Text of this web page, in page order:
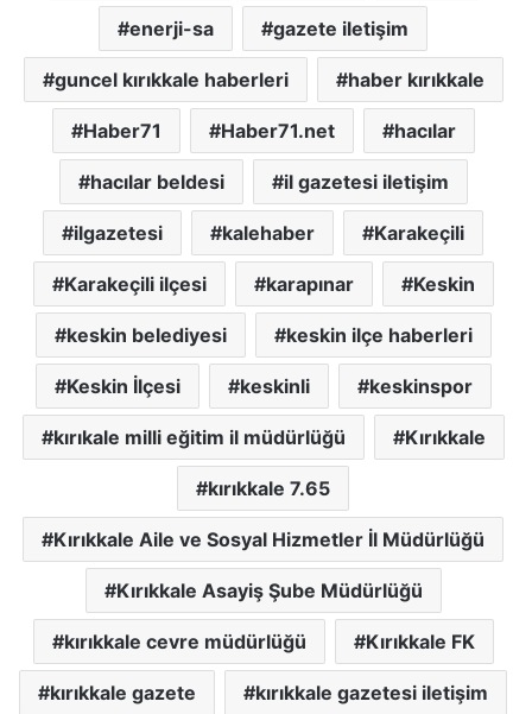
enerji-sa gazete iletişim
guncel kırıkkale haberleri haber kırıkkale
Haber71 Haber71.net hacılar
hacılar beldesi il gazetesi iletişim
ilgazetesi kalehaber Karakeçili
Karakeçili ilçesi karapınar Keskin
keskin belediyesi keskin ilçe haberleri
Keskin İlçesi keskinli keskinspor
kırıkale milli eğitim il müdürlüğü Kırıkkale
kırıkkale 7.65
Kırıkkale Aile ve Sosyal Hizmetler İl Müdürlüğü
Kırıkkale Asayiş Şube Müdürlüğü
kırıkkale cevre müdürlüğü Kırıkkale FK
kırıkkale gazete kırıkkale gazetesi iletişim